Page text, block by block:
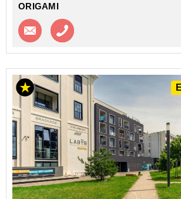
ORIGAMI
Contacter l'agence